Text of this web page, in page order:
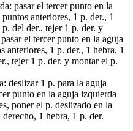
pasar el tercer punto en la
anteriores, 1 p. der., 1
del der., tejer 1 p. der. y
el tercer punto en la aguja
anteriores, 1 p. der., 1 hebra, 1
tejer 1 p. der. y montar el p.
deslizar 1 p. para la aguja
punto en la aguja izquierda
poner el p. deslizado en la
1 hebra, 1 p. der.